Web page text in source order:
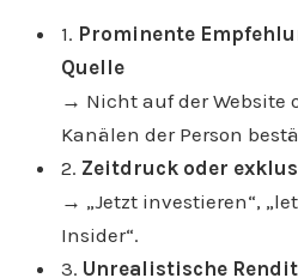
1. Prominente
Quelle
→ Nicht auf der Website
Kanälen der Person
2. Zeitdruck oder
→ „Jetzt investieren“,
Insider“.
3. Unrealistische